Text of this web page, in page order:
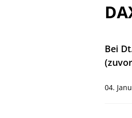
Bei
04.